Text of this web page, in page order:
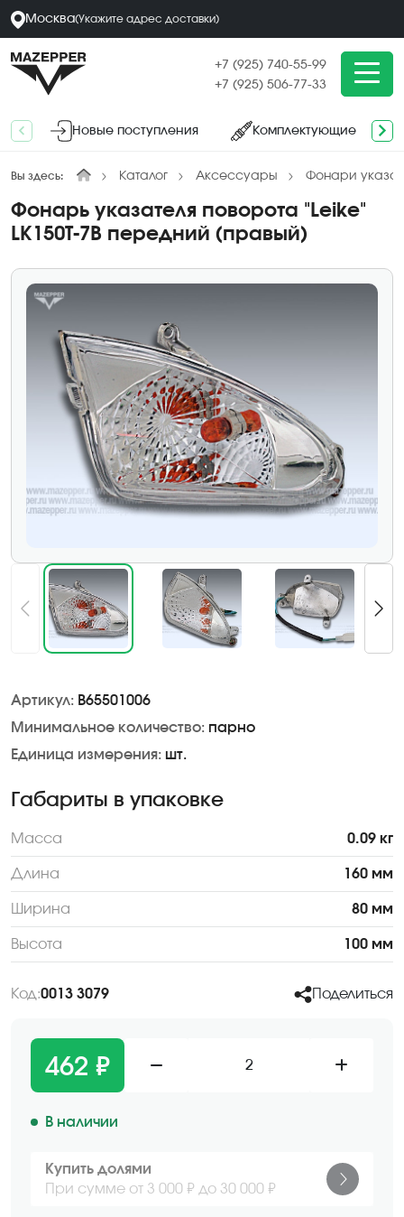
Москва(Укажите адрес доставки)
+7 (925) 740-55-99
+7 (925) 506-77-33
Новые поступления Комплектующие
Вы здесь: Каталог Аксессуары Фонари
Фонарь указателя поворота "Leike"
LK150T-7B передний (правый)
Артикул: B65501006
Минимальное количество: парно
Единица измерения: шт.
Габариты в упаковке
Масса 0.09 кг
Длина 160 мм
Ширина 80 мм
Высота 100 мм
Код:0013 3079 Поделиться
462 ₽ 2
В наличии
Купить долями
При сумме от 3 000 ₽ до 30 000 ₽